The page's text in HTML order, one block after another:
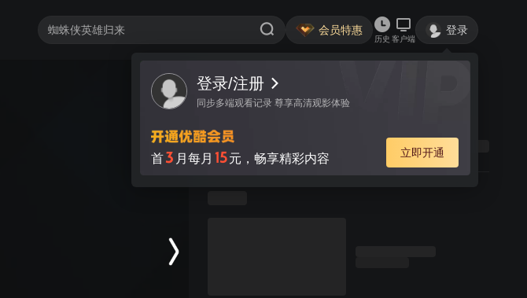
会员特惠
历史 客户端
登录
登录/注册
同步多端观看记录 尊享高清观影体验
首3 月每月 15元，畅享精彩内容 立即开通